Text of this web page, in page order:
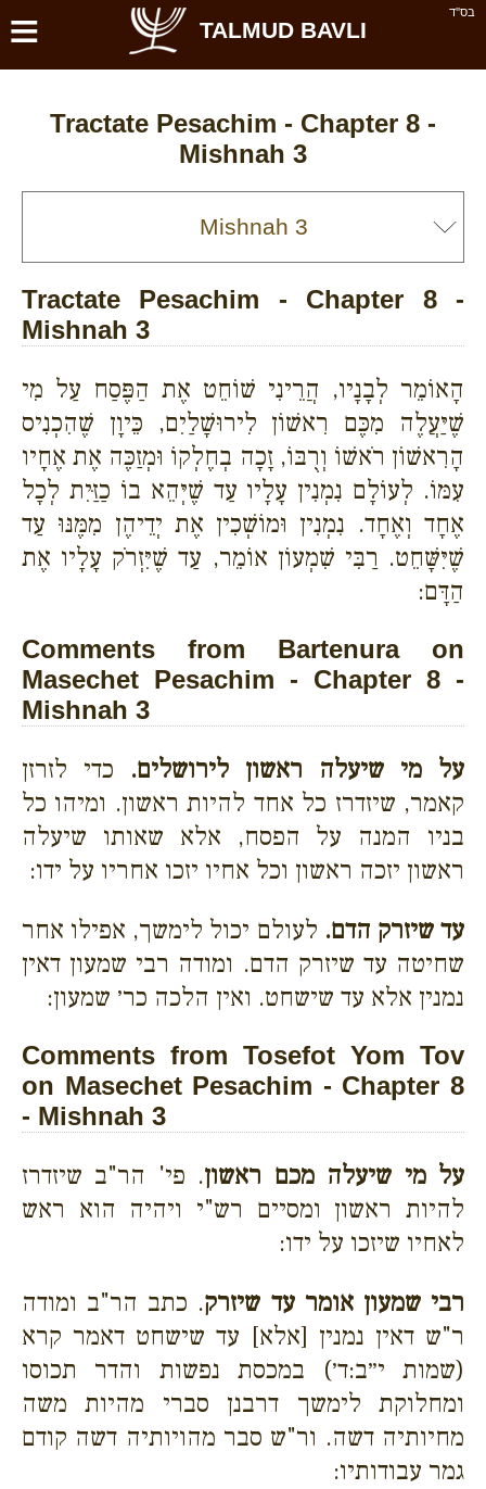
בס''ד ≡ TALMUD BAVLI
Tractate Pesachim - Chapter 8 -
Mishnah 3
Tractate Pesachim - Chapter 8 -
Mishnah 3
הָאוֹמֵר לְבָנָיו, הֲרֵינִי שׁוֹחֵט אֶת הַפֶּסַח עַל מִי
שֶׁיַּעֲלֶה מִכֶּם רִאשׁוֹן לִירוּשָׁלַיִם, כֵּיוָן שֶׁהִכְנִיס
הָרִאשׁוֹן רֹאשׁוֹ וְרֻבּוֹ, זָכָה בְחֶלְקוֹ וּמְזַכֶּה אֶת אֶחָיו
עִמּוֹ. לְעוֹלָם נִמְנִין עָלָיו עַד שֶׁיְּהֵא בוֹ כַזַּיִת לְכָל
אֶחָד וְאֶחָד. נִמְנִין וּמוֹשְׁכִין אֶת יְדֵיהֶן מִמֶּנּוּ עַד
שֶׁיִּשָּׁחֵט. רַבִּי שִׁמְעוֹן אוֹמֵר, עַד שֶׁיִּזְרֹק עָלָיו אֶת
הַדָּם:
Comments from Bartenura on
Masechet Pesachim - Chapter 8 -
Mishnah 3
על מי שיעלה ראשון לירושלים. כדי לזרזן
קאמר, שיזדרז כל אחד להיות ראשון. ומיהו כל
בניו המנה על הפסח, אלא שאותו שיעלה
ראשון יזכה ראשון וכל אחיו יזכו אחריו על ידו:
עד שיזרק הדם. לעולם יכול לימשך, אפילו אחר
שחיטה עד שיזרק הדם. ומודה רבי שמעון דאין
נמנין אלא עד שישחט. ואין הלכה כר׳ שמעון:
Comments from Tosefot Yom Tov
on Masechet Pesachim - Chapter 8
- Mishnah 3
על מי שיעלה מכם ראשון. פי' הר"ב שיזדרז
להיות ראשון ומסיים רש"י ויהיה הוא ראש
לאחיו שיזכו על ידו:
רבי שמעון אומר עד שיזרק. כתב הר"ב ומודה
ר"ש דאין נמנין [אלא] עד שישחט דאמר קרא
(שמות י״ב:ד׳) במכסת נפשות והדר תכוסו
ומחלוקת לימשך דרבנן סברי מהיות משה
מחיותיה דשה. ור"ש סבר מהויותיה דשה קודם
גמר עבודותיו: